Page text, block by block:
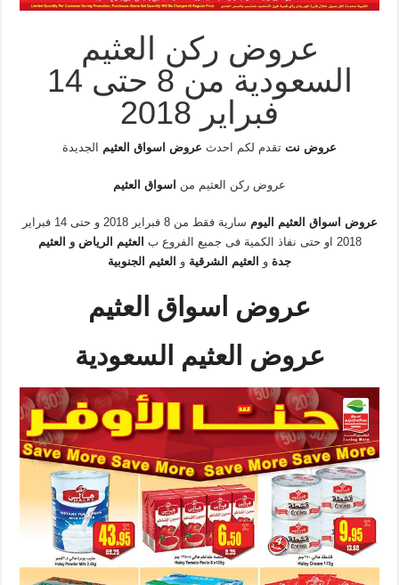
عروض ركن العثيم
السعودية من 8 حتى 14
فبراير 2018
عروض نتتقدم لكم احدث عروض اسواق العثيمالجديدة
عروض ركن العثيم من اسواق العثيم
عروض اسواق العثيم اليوم
سارية فقط من 8 فبراير 2018 و حتى 14 فبراير
2018 او حتى نفاذ الكمية فى جميع الفروع ب
العثيم الرياضو العثيم
جدةو العثيم الشرقية والعثيم الجنوبية
عروض اسواق العثيم
عروض العثيم السعودية